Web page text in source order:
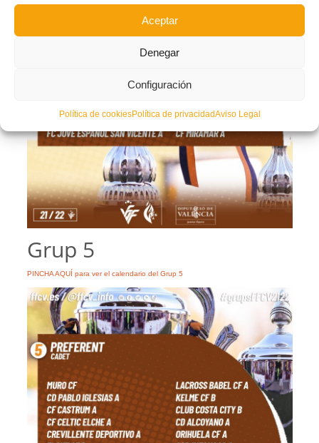
Aceptar
Denegar
Configuración
Política de cookiesPolítica de privacidadAviso Legal
Grup 5
PINCHA AQUÍ para ver el calendario del Grup 5